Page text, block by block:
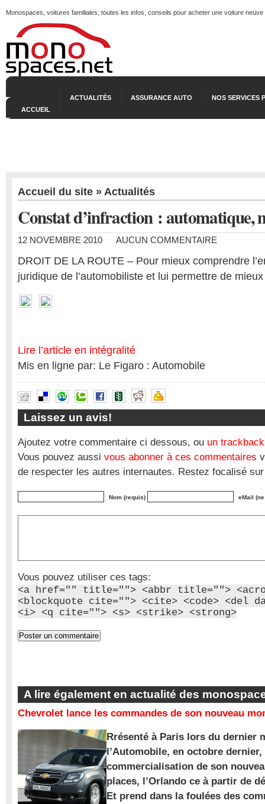
Monospaces, voitures familiales; toutes les infos, conseils pour acheter une voiture
ACCUEIL
ACTUALITÉS ASSURANCE AUTO NOS SERVICES
Accueil du site » Actualités
Constat d’infraction : automatique,
12 NOVEMBRE 2010 AUCUN COMMENTAIRE
DROIT DE LA ROUTE – Pour mieux comprendre
juridique de l’automobiliste et lui permettre de
Lire l’article en intégralité
Mis en ligne par: Le Figaro : Automobile
Laissez un avis!
Ajoutez votre commentaire ci dessous, ou un trackback
Vous pouvez aussi vous abonner à ces commentaires
de respecter les autres internautes. Restez focalisé
Nom (requis) eMail
Vous pouvez utiliser ces tags:
<a href="" title=""> <abbr title="">
<blockquote cite=""> <cite> <code> <del
<i> <q cite=""> <s> <strike> <strong>
A lire également en actualité des
Chevrolet lance les commandes de son nouveau
Rrésenté à Paris lors du dernier
l’Automobile, en octobre
commercialisation de son
places, l’Orlando ce à partir de
Et prend dans la foulées des